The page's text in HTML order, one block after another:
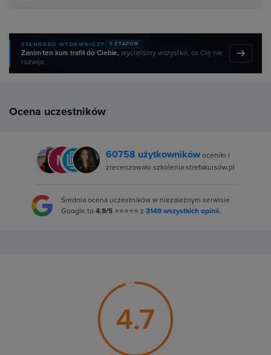
STANDARD WYDAWNICZY 5 ETAPÓW
Zanim ten kurs trafił do Ciebie,wycięliśmy wszystko, co Cię nie
rozwija.
Ocena uczestników
60758 użytkownikówoceniło i
zrecenzowało szkolenia strefakursów.pl
Średnia ocena uczestników w niezależnym serwisie
Google to 4.9/5 ⭐⭐⭐⭐⭐ z 3149 wszystkich opinii.
4.7